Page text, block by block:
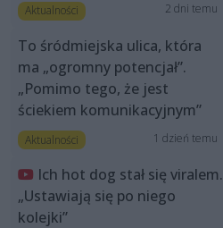
Aktualności 2 dni temu
To śródmiejska ulica, która
ma „ogromny potencjał”.
„Pomimo tego, że jest
ściekiem komunikacyjnym”
Aktualności 1 dzień temu
Ich hot dog stał się viralem.
„Ustawiają się po niego
kolejki”